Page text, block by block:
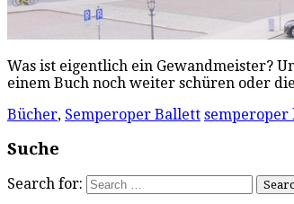
Was ist eigentlich ein Gewandmeister?
einem Buch noch weiter schüren oder
Bücher, Semperoper Ballett semperoper
Suche
Search for: